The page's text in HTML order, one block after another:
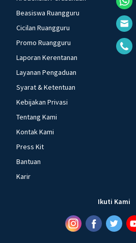
Beasiswa Ruangguru
Cicilan Ruangguru
Promo Ruangguru
Laporan Kerentanan
Layanan Pengaduan
Syarat & Ketentuan
Kebijakan Privasi
Tentang Kami
Kontak Kami
Press Kit
Bantuan
Karir
Ikuti Kami